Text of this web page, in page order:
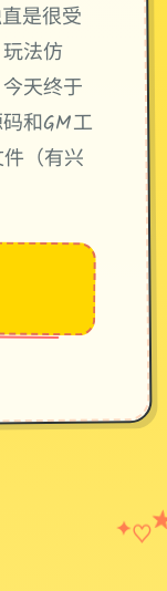
是很受
法仿
天终于
和GM工
（有兴
✦♡